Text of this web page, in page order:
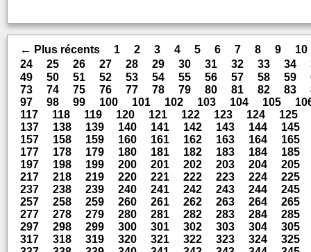
← Plus récents 1 2 3 4 5 6 7 8 9
10
24
25 26 27 28 29 30 31 32 33 34
49
50 51 52 53 54 55 56 57 58 59
73
74 75 76 77 78 79 80 81 82 83
97
98 99 100 101 102 103 104 105
117
118 119 120 121 122 123 124
125
137
138 139 140 141 142 143 144
145
157
158 159 160 161 162 163 164
165
177
178 179 180 181 182 183 184
185
197
198 199 200 201 202 203 204
205
217
218 219 220 221 222 223 224
225
237
238 239 240 241 242 243 244
245
257
258 259 260 261 262 263 264
265
277
278 279 280 281 282 283 284
285
297
298 299 300 301 302 303 304
305
317
318 319 320 321 322 323 324
325